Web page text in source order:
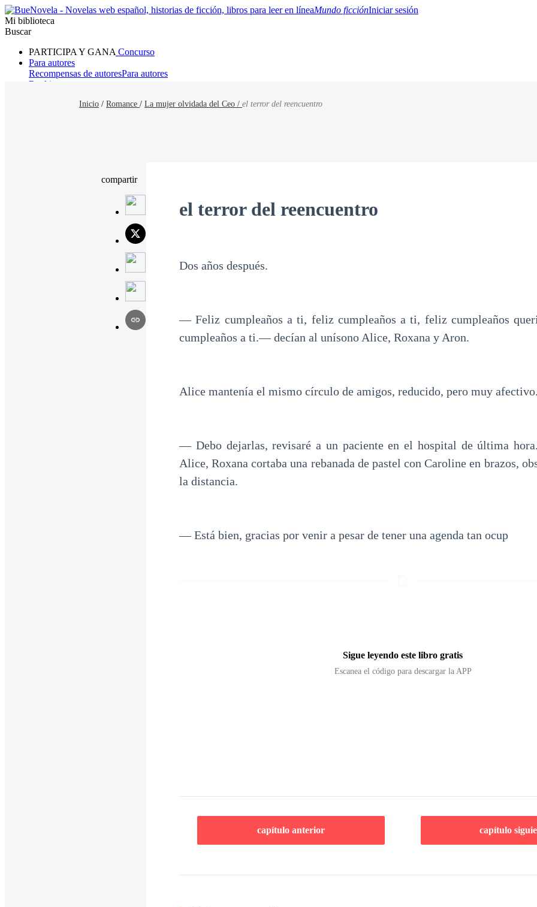
Mundo ficciónIniciar sesión
Mi biblioteca
Buscar
PARTICIPA Y GANA Concurso
Para autores
Recompensas de autoresPara autores
Ranking
Inicio / Romance / La mujer olvidada del Ceo / el terror del reencuentro
compartir
el terror del reencuentro
Dos años después.
— Feliz cumpleaños a ti, feliz cumpleaños a ti, feliz cumpleaños
cumpleaños a ti.— decían al unísono Alice, Roxana y Aron.
Alice mantenía el mismo círculo de amigos, reducido, pero muy
— Debo dejarlas, revisaré a un paciente en el hospital de última
Alice, Roxana cortaba una rebanada de pastel con Caroline en brazos,
la distancia.
— Está bien, gracias por venir a pesar de tener una agenda tan ocup
Sigue leyendo este libro gratis
Escanea el código para descargar la APP
capítulo anterior capítulo